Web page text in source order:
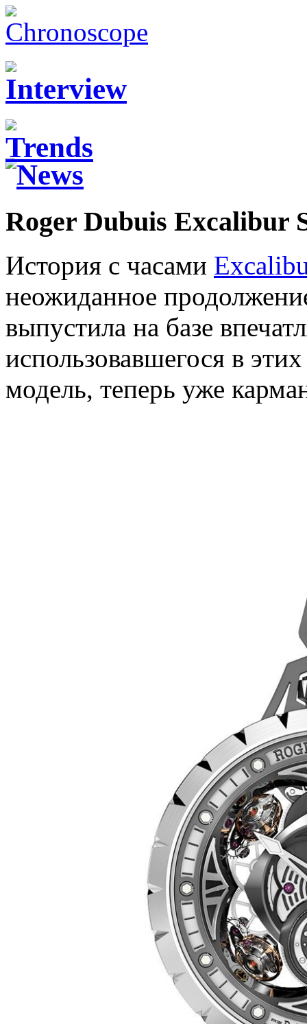
Roger Dubuis Excalibur
История с часами
неожиданное
выпустила на базе
использовавшегося в
модель, теперь уже